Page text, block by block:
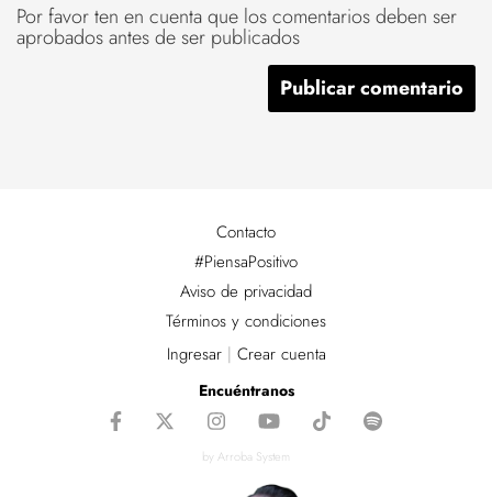
Por favor ten en cuenta que los comentarios deben ser
aprobados antes de ser publicados
Contacto
#PiensaPositivo
Aviso de privacidad
Términos y condiciones
Ingresar| Crear cuenta
Encuéntranos
by Arroba System